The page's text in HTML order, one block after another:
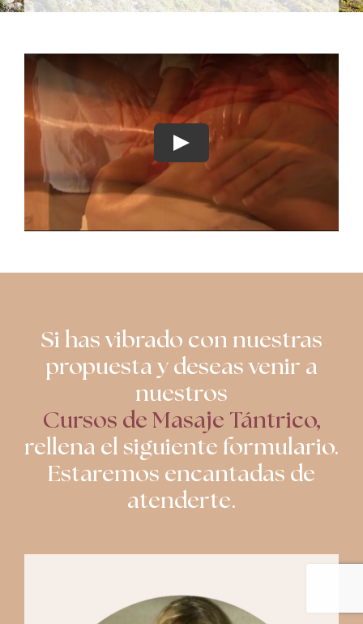
Si has vibrado con nuestras
propuesta y deseas venir a
nuestros
Cursos de Masaje Tántrico,
rellena el siguiente formulario.
Estaremos encantadas de
atenderte.